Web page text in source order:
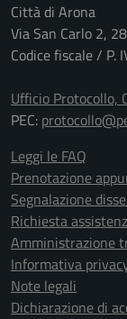
Città di Arona
Via San Carlo 2,
Codice fiscale /
Ufficio Protocollo,
PEC:
Leggi le FAQ
Prenotazione
Segnalazione
Richiesta
Amministrazione
Informativa
Note legali
Dichiarazione di